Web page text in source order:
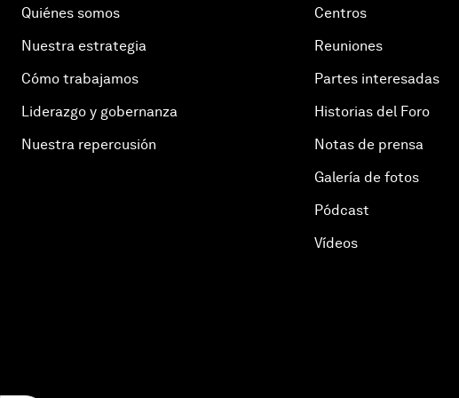
Quiénes somos
Nuestra estrategia
Cómo trabajamos
Liderazgo y gobernanza
Nuestra repercusión
Centros
Reuniones
Partes interesadas
Historias del Foro
Notas de prensa
Galería de fotos
Pódcast
Vídeos